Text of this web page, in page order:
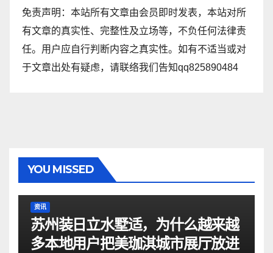
免责声明：本站所有文章由会员即时发表，本站对所
有文章的真实性、完整性及立场等，不负任何法律责
任。用户应自行判断内容之真实性。如有不适当或对
于文章出处有疑虑，请联络我们告知qq825890484
YOU MISSED
资讯
苏州装日立水墅适，为什么越来越
多本地用户把美珈淇城市展厅放进